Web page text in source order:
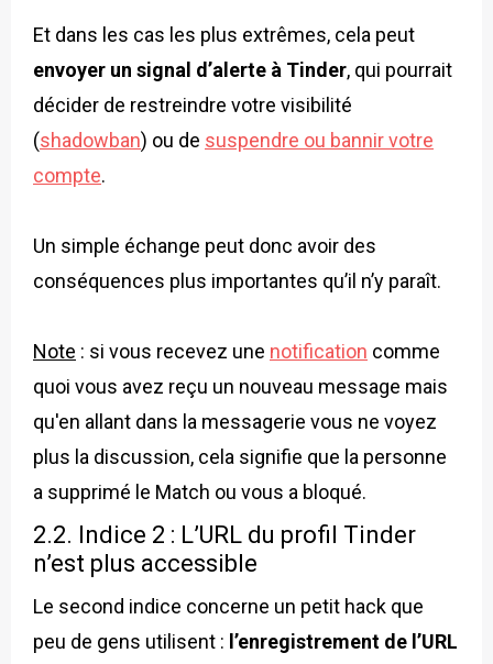
Et dans les cas les plus extrêmes, cela peut
envoyer un signal d’alerte à Tinder, qui pourrait
décider de restreindre votre visibilité
(shadowban) ou de suspendre ou bannir votre
compte.
Un simple échange peut donc avoir des
conséquences plus importantes qu’il n’y paraît.
Note : si vous recevez une notification comme
quoi vous avez reçu un nouveau message mais
qu'en allant dans la messagerie vous ne voyez
plus la discussion, cela signifie que la personne
a supprimé le Match ou vous a bloqué.
2.2. Indice 2 : L’URL du profil Tinder
n’est plus accessible
Le second indice concerne un petit hack que
peu de gens utilisent : l’enregistrement de l’URL